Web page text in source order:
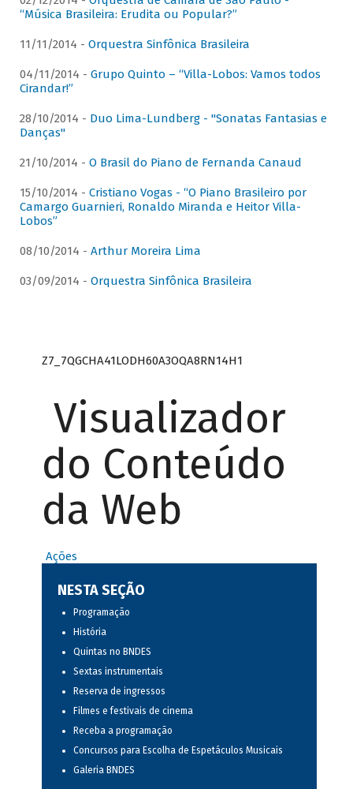
“Música Brasileira: Erudita ou Popular?”
11/11/2014 - Orquestra Sinfônica Brasileira
04/11/2014 - Grupo Quinto – “Villa-Lobos: Vamos todos
Cirandar!”
28/10/2014 - Duo Lima-Lundberg - "Sonatas Fantasias e
Danças"
21/10/2014 - O Brasil do Piano de Fernanda Canaud
15/10/2014 - Cristiano Vogas - “O Piano Brasileiro por
Camargo Guarnieri, Ronaldo Miranda e Heitor Villa-
Lobos”
08/10/2014 - Arthur Moreira Lima
03/09/2014 - Orquestra Sinfônica Brasileira
Z7_7QGCHA41LODH60A3OQA8RN14H1
Visualizador
do Conteúdo
da Web
Ações
NESTA SEÇÃO
Programação
História
Quintas no BNDES
Sextas instrumentais
Reserva de ingressos
Filmes e festivais de cinema
Receba a programação
Concursos para Escolha de Espetáculos Musicais
Galeria BNDES